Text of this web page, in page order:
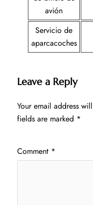
avión
Servicio de
aparcacoches
Leave a Reply
Your email address
fields are marked *
Comment *